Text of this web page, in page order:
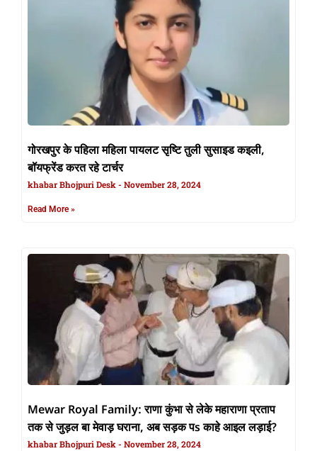
गोरखपुर के पहिला महिला पायलट सृष्टि तुली सुसाइड कइली,
बॉयफ्रेंड करत रहे टार्चर
khabar Bhojpuri Desk November 28, 2024
Read More »
Mewar Royal Family: राणा कुंभा से लेके महाराणा प्रताप
तक से जुड़ल बा मेवाड़ घराना, अब सड़क पs काहे आइल लड़ाई?
khabar Bhojpuri Desk November 28, 2024